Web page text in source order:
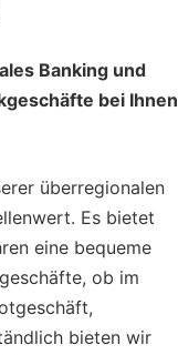
Banking und
bei Ihnen
überregionalen
Es bietet
eine bequeme
ob im
bieten wir